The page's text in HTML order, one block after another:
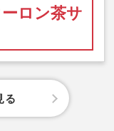
ロン茶サ
る